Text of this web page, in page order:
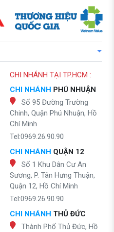
CHI NHÁNH TẠI TP.HCM :
CHI NHÁNH PHÚ NHUẬN
Số 95 Đường Trường
Chinh, Quận Phú Nhuận, Hồ
Chí Minh
Tel:0969.26.90.90
CHI NHÁNH QUẬN 12
Số 1 Khu Dân Cư An
Sương, P. Tân Hưng Thuận,
Quận 12, Hồ Chí Minh
Tel:0969.26.90.90
CHI NHÁNH THỦ ĐỨC
Thành Phố Thủ Đức, Hồ